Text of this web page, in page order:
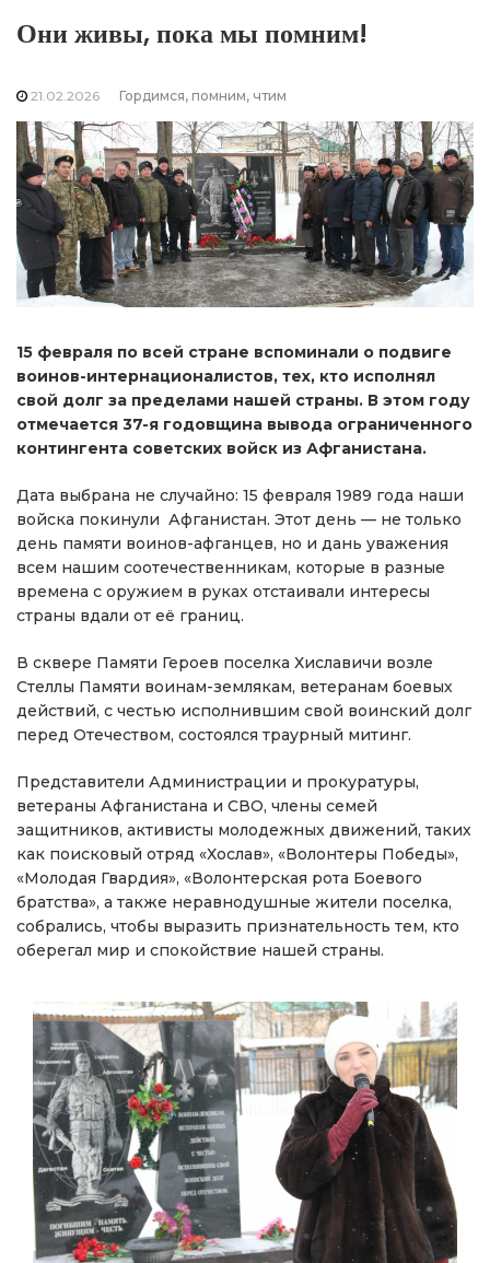
Они живы, пока мы помним!
21.02.2026 Гордимся, помним, чтим
15 февраля по всей стране вспоминали о подвиге
воинов-интернационалистов, тех, кто исполнял
свой долг за пределами нашей страны. В этом году
отмечается 37-я годовщина вывода ограниченного
контингента советских войск из Афганистана.
Дата выбрана не случайно: 15 февраля 1989 года наши
войска покинули Афганистан. Этот день — не только
день памяти воинов-афганцев, но и дань уважения
всем нашим соотечественникам, которые в разные
времена с оружием в руках отстаивали интересы
страны вдали от её границ.
В сквере Памяти Героев поселка Хиславичи возле
Стеллы Памяти воинам-землякам, ветеранам боевых
действий, с честью исполнившим свой воинский долг
перед Отечеством, состоялся траурный митинг.
Представители Администрации и прокуратуры,
ветераны Афганистана и СВО, члены семей
защитников, активисты молодежных движений, таких
как поисковый отряд «Хослав», «Волонтеры Победы»,
«Молодая Гвардия», «Волонтерская рота Боевого
братства», а также неравнодушные жители поселка,
собрались, чтобы выразить признательность тем, кто
оберегал мир и спокойствие нашей страны.